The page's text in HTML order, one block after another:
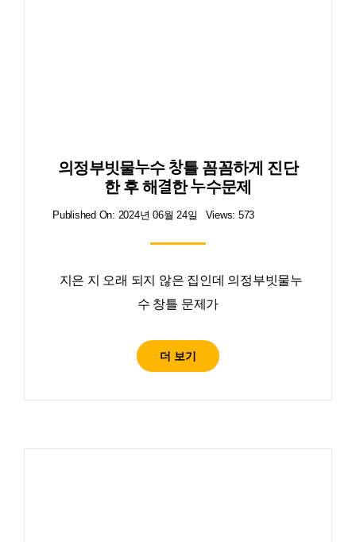
의정부빗물누수 창틀 꼼꼼하게 진단
한 후 해결한 누수문제
Published On: 2024년 06월 24일 Views: 573
지은 지 오래 되지 않은 집인데 의정부빗물누
수 창틀 문제가
더 보기